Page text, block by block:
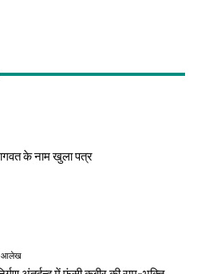
के नाम खुला पत्र
आलेख